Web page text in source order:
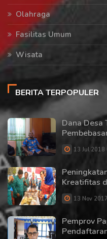
Olahraga
Fasilitas Umum
Wisata
BERITA TERPOPULER
Dana Desa
13 Jul 2018
Kreatifitas
13 Nov
Pemprov